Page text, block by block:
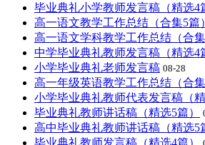
毕业典礼小学教师发言稿（精选4
高一语文教学工作总结（合集5篇）
高一语文学科教学工作总结（合集
中学毕业典礼教师发言稿（精选4
小学毕业典礼老师发言稿 08-28
高一年级英语教学工作总结（合集
小学毕业典礼教师代表发言稿（精
毕业典礼教师讲话稿（精选5篇）
高中毕业典礼教师讲话稿（精选5